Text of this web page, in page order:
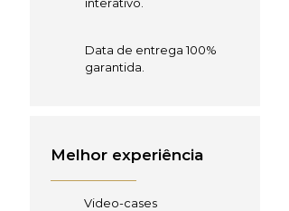
Data de entrega 100%
garantida.
Melhor experiência
Video-cases